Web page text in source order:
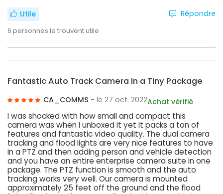
Utile
6 personnes le trouvent utile
Répondre
Fantastic Auto Track Camera In a Tiny Package
CA_COMMS - le 27 oct. 2022Achat vérifié
I was shocked with how small and compact this
camera was when I unboxed it yet it packs a ton of
features and fantastic video quality. The dual camera
tracking and flood lights are very nice features to have
in a PTZ and then adding person and vehicle detection
and you have an entire enterprise camera suite in one
package. The PTZ function is smooth and the auto
tracking works very well. Our camera is mounted
approximately 25 feet off the ground and the flood